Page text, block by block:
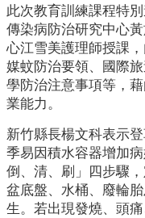
題
專
區
便
民
務
政
府
資
此次教育訓練課程特
傳染病防治研究中心
心江雪美護理師授課
媒蚊防治要領、國際
學防治注意事項等，
業能力。
新竹縣長楊文科表示
季易因積水容器增加
倒、清、刷」四步驟
盆底盤、水桶、廢輪
生。若出現發燒、頭